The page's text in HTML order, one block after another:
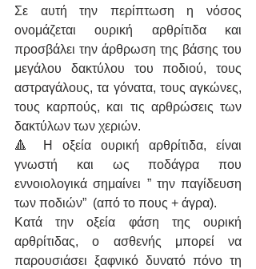
Σε αυτή την περίπτωση η νόσος
ονομάζεται ουρική αρθρίτιδα και
προσβάλει την άρθρωση της βάσης του
μεγάλου δακτύλου του ποδιού, τους
αστραγάλους, τα γόνατα, τους αγκώνες,
τους καρπούς, και τις αρθρώσεις των
δακτύλων των χεριών.
🔺 Η οξεία ουρική αρθρίτιδα, είναι
γνωστή και ως ποδάγρα που
εννοιολογικά σημαίνει ” την παγίδευση
των ποδιών”  (από το πους + άγρα).
Κατά την οξεία φάση της ουρική
αρθρίτιδας, ο ασθενής μπορεί να
παρουσιάσει ξαφνικό δυνατό πόνο τη